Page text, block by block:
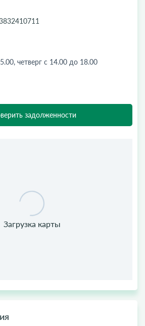
четверг с 14.00 до 18.00
задолженности